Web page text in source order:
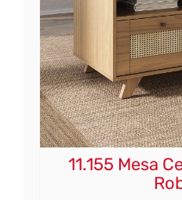
11.155 Mesa